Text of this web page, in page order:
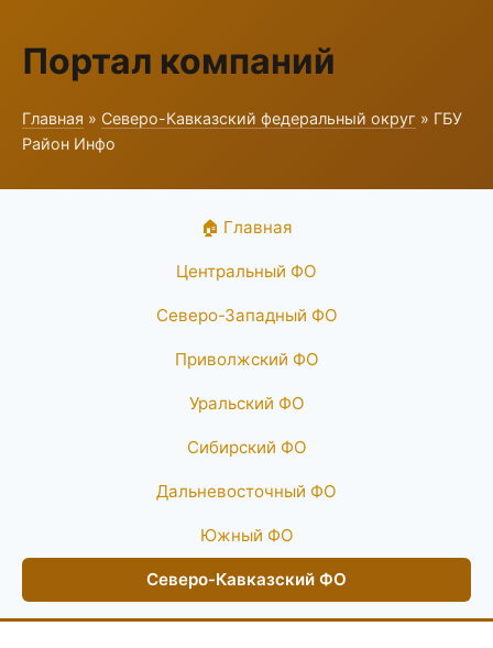
Портал компаний
Главная » Северо-Кавказский федеральный округ » ГБУ
Район Инфо
🏠 Главная
Центральный ФО
Северо-Западный ФО
Приволжский ФО
Уральский ФО
Сибирский ФО
Дальневосточный ФО
Южный ФО
Северо-Кавказский ФО